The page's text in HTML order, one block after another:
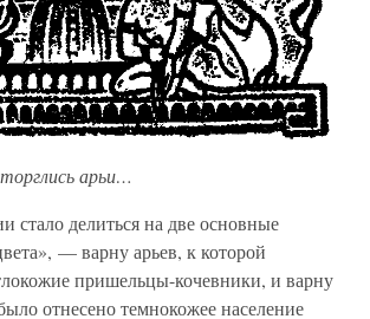
арьи…
стало делиться на две основные
— варну арьев, к которой
пришельцы-кочевники, и варну
отнесено темнокожее население